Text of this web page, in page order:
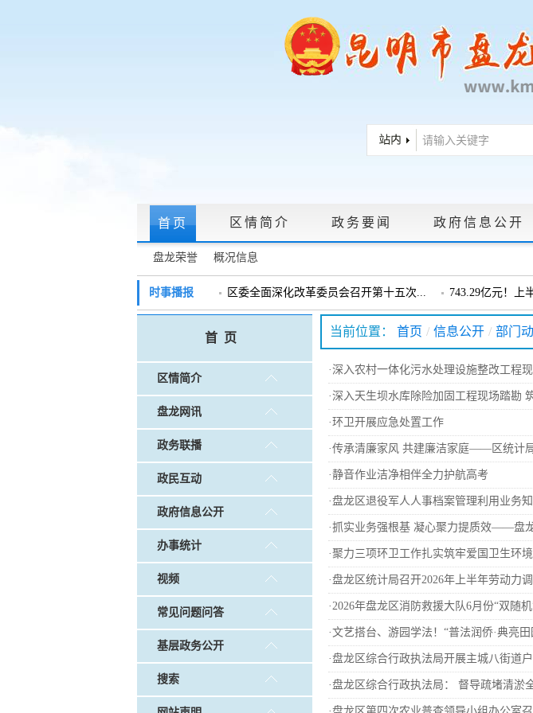
首页 区情简介 政务要闻 政府信息公开
盘龙荣誉 概况信息
政府信息公开指南 | 政府信息公开制度 | 政策文件 法定主动公开内容 |
常见问题问答
调查征集 做好“六稳”工作 落实“六保”任务 | 公共卫生知识普及
时事播报 区委全面深化改革委员会召开第十五次... 743.29亿元！上
戴惠明调研辖区汽车企业 戴惠明调研龙泉
盘龙区委2026年度巡察工作会暨十三届...
戴惠明调研白沙河社区治理和东白沙河... 戴惠明与成都广
首 页
区情简介
盘龙网讯
政务联播
政民互动
政府信息公开
办事统计
视频
常见问题问答
基层政务公开
搜索
当前位置： 首页 / 信息公开 / 部门
·深入农村一体化污水处理设施整改工程
·深入天生坝水库除险加固工程现场踏勘
·环卫开展应急处置工作
·传承清廉家风 共建廉洁家庭——区统计
·静音作业洁净相伴全力护航高考
·盘龙区退役军人人事档案管理利用业务
·抓实业务强根基 凝心聚力提质效——盘
·聚力三项环卫工作扎实筑牢爱国卫生环
·盘龙区统计局召开2026年上半年劳动力
·2026年盘龙区消防救援大队6月份“双随
·文艺搭台、游园学法！“普法润侨·典亮
·盘龙区综合行政执法局开展主城八街道
·盘龙区综合行政执法局： 督导疏堵清淤